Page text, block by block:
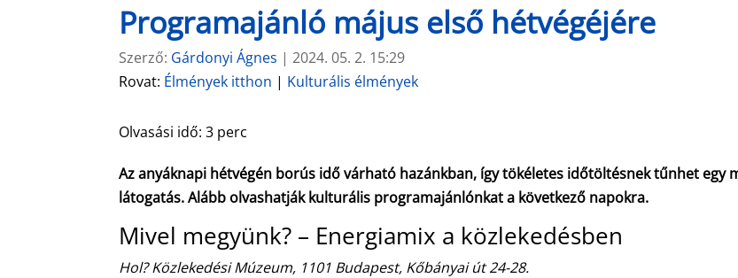
Programajánló május első hétvégéjére
Szerző: Gárdonyi Ágnes |2024. 05. 2. 15:29
Rovat: Élmények itthon | Kulturális élmények
Olvasási idő:3 perc
Az anyáknapi hétvégén borús idő várható hazánkban, így tökéletes időtöltésnek tűnhet egy
látogatás. Alább olvashatják kulturális programajánlónkat a következő napokra.
Mivel megyünk? – Energiamix a közlekedésben
Hol? Közlekedési Múzeum, 1101 Budapest, Kőbányai út 24-28.